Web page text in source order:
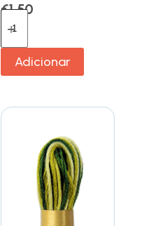
€1.50
Adicionar